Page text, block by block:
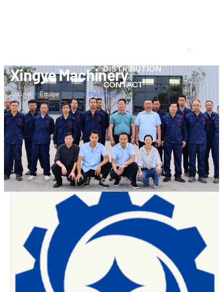
DISTRIBUTION
CONTACT
Xingye Machinery
Accueil Équipe Xingye Machinery